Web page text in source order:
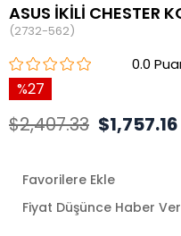
ASUS İKİLİ CHESTER
(2732-562)
0.0
27
$2,407.33 $1,757.16
Favorilere Ekle
Fiyat Düşünce Haber Ver